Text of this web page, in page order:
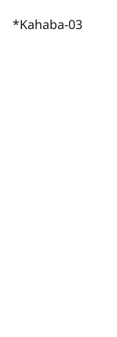
*Kahaba-03